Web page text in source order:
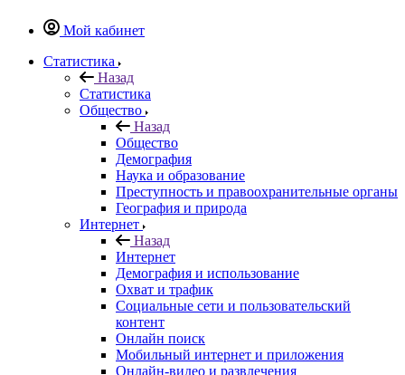
Мой кабинет
Статистика
Назад
Статистика
Общество
Назад
Общество
Демография
Наука и образование
Преступность и правоохранительные органы
География и природа
Интернет
Назад
Интернет
Демография и использование
Охват и трафик
Социальные сети и пользовательский
контент
Онлайн поиск
Мобильный интернет и приложения
Онлайн-видео и развлечения